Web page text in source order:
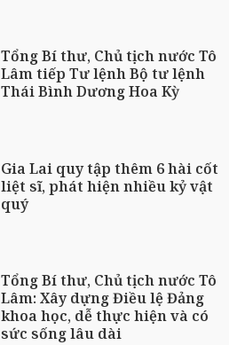
Tổng Bí thư, Chủ tịch nước Tô
Lâm tiếp Tư lệnh Bộ tư lệnh
Thái Bình Dương Hoa Kỳ
Gia Lai quy tập thêm 6 hài cốt
liệt sĩ, phát hiện nhiều kỷ vật
quý
Tổng Bí thư, Chủ tịch nước Tô
Lâm: Xây dựng Điều lệ Đảng
khoa học, dễ thực hiện và có
sức sống lâu dài